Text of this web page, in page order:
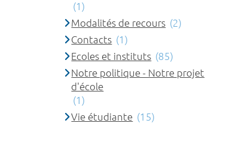
(1)
Modalités de recours (2)
Contacts (1)
Ecoles et instituts (85)
Notre politique - Notre projet
d'école
(1)
Vie étudiante (15)